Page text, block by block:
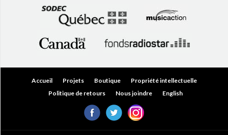
Accueil Projets Boutique
Propriété intellectuelle
Politique de retours
Nous joindre English